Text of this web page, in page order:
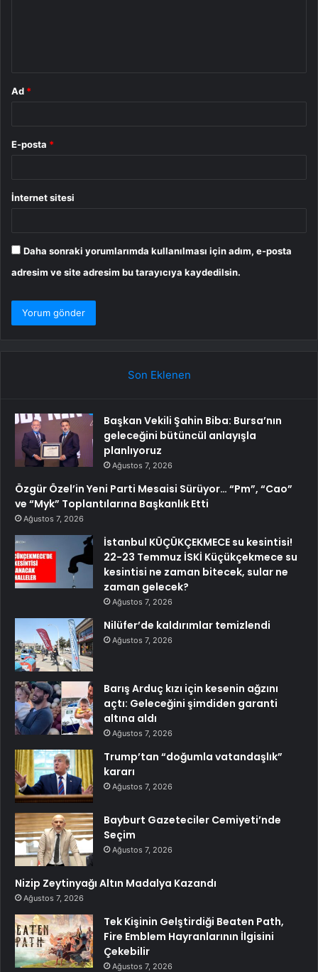
Ad *
E-posta *
İnternet sitesi
Daha sonraki yorumlarımda kullanılması için adım, e-posta
adresim ve site adresim bu tarayıcıya kaydedilsin.
Son Eklenen
Başkan Vekili Şahin Biba: Bursa’nın
geleceğini bütüncül anlayışla
planlıyoruz
Ağustos 7, 2026
Özgür Özel’in Yeni Parti Mesaisi Sürüyor… “Pm”, “Cao”
ve “Myk” Toplantılarına Başkanlık Etti
Ağustos 7, 2026
İstanbul KÜÇÜKÇEKMECE su kesintisi!
22-23 Temmuz İSKİ Küçükçekmece su
kesintisi ne zaman bitecek, sular ne
zaman gelecek?
Ağustos 7, 2026
Nilüfer’de kaldırımlar temizlendi
Ağustos 7, 2026
Barış Arduç kızı için kesenin ağzını
açtı: Geleceğini şimdiden garanti
altına aldı
Ağustos 7, 2026
Trump’tan “doğumla vatandaşlık”
kararı
Ağustos 7, 2026
Bayburt Gazeteciler Cemiyeti’nde
Seçim
Ağustos 7, 2026
Nizip Zeytinyağı Altın Madalya Kazandı
Ağustos 7, 2026
Tek Kişinin Gelştirdiği Beaten Path,
Fire Emblem Hayranlarının İlgisini
Çekebilir
Ağustos 7, 2026